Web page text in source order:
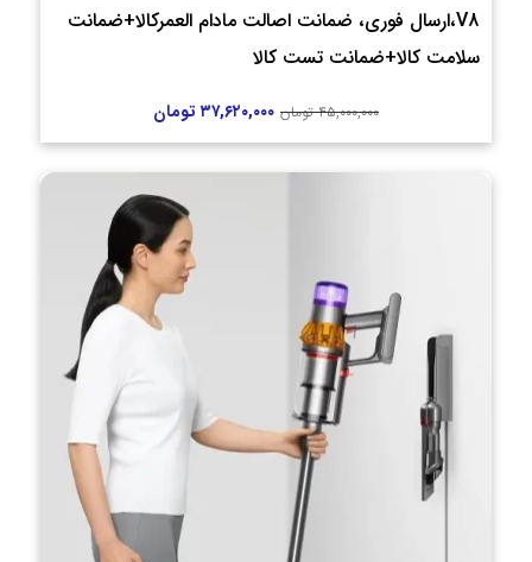
V8،ارسال فوری، ضمانت اصالت مادام العمرکالا+ضمانت
سلامت کالا+ضمانت تست کالا
۴۵,۰۰۰,۰۰۰ تومان ۳۷,۶۲۰,۰۰۰ تومان